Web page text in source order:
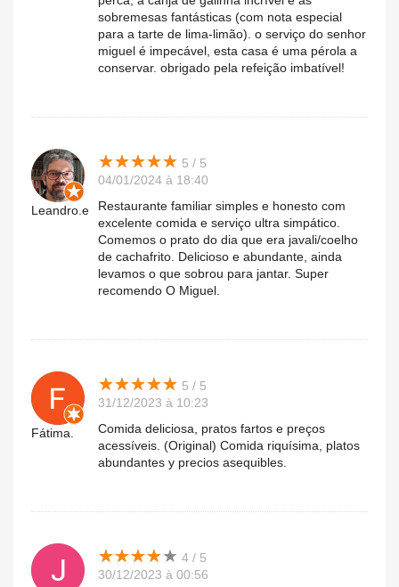
sobremesas fantásticas (com nota especial
para a tarte de lima-limão). o serviço do senhor
miguel é impecável, esta casa é uma pérola a
conservar. obrigado pela refeição imbatível!
Leandro.e
★★★★★
★★★★★ 5 / 5
04/01/2024 à 18:40
Restaurante familiar simples e honesto com
excelente comida e serviço ultra simpático.
Comemos o prato do dia que era javali/coelho
de cachafrito. Delicioso e abundante, ainda
levamos o que sobrou para jantar. Super
recomendo O Miguel.
Fátima.
★★★★★
★★★★★ 5 / 5
31/12/2023 à 10:23
Comida deliciosa, pratos fartos e preços
acessíveis. (Original) Comida riquísima, platos
abundantes y precios asequibles.
★★★★★
★★★★★ 4 / 5
30/12/2023 à 00:56